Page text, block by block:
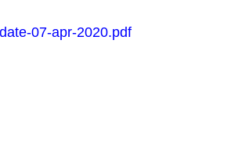
07-apr-2020.pdf